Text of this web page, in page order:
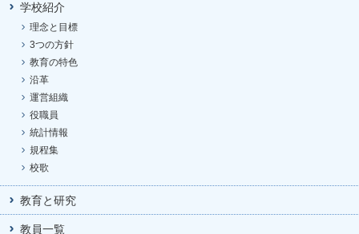
学校紹介
理念と目標
3つの方針
教育の特色
沿革
運営組織
役職員
統計情報
規程集
校歌
教育と研究
教員一覧